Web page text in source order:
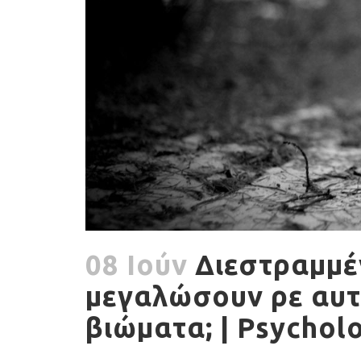
08 Ιούν
μεγαλώσουν ρε
βιώματα; |